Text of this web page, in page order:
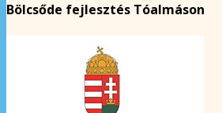
Bölcsőde fejlesztés Tóalmáson